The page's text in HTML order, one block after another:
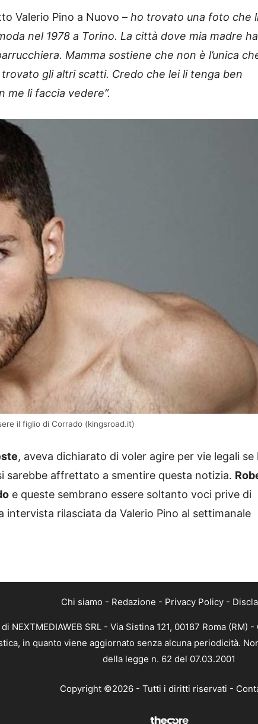
Valerio Pino a Nuovo – ho trovato una foto che
nel 1978 a Torino. La città dove mia madre ha
Mamma sostiene che non è l’unica
gli altri scatti. Credo che lei li tenga ben
me li faccia vedere”.
il figlio di Corrado (kingsroad.it)
, aveva dichiarato di voler agire per vie legali se
sarebbe affrettato a smentire questa notizia.
e queste sembrano essere soltanto voci prive di
intervista rilasciata da Valerio Pino al settimanale
Chi siamo - Redazione - Privacy Policy -
NEXTMEDIAWEB SRL - Via Sistina 121, 00187 Roma (RM)
in quanto viene aggiornato senza alcuna periodicità.
della legge n. 62 del 07.03.2001
Copyright ©2026 - Tutti i diritti riservati -